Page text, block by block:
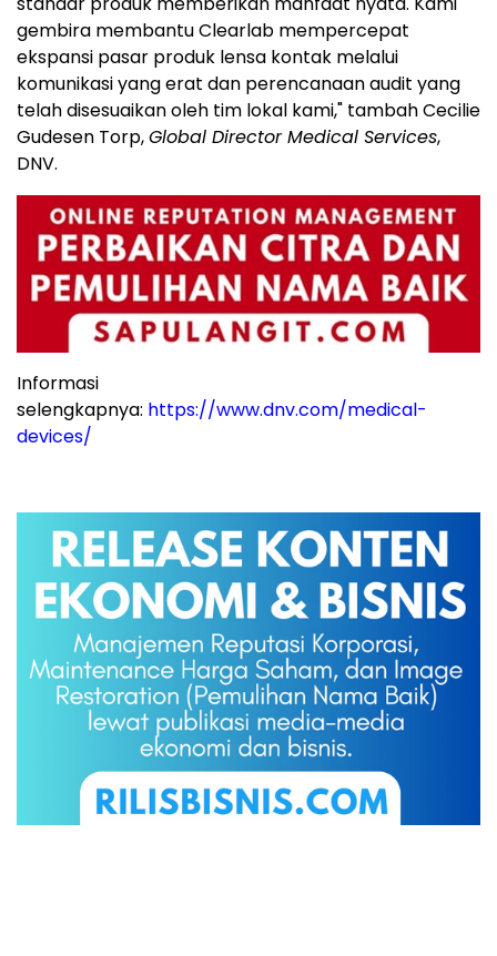
gembira membantu Clearlab mempercepat
ekspansi pasar produk lensa kontak melalui
komunikasi yang erat dan perencanaan audit yang
telah disesuaikan oleh tim lokal kami," tambah Cecilie
Gudesen Torp,Global Director Medical Services,
DNV.
Informasi
selengkapnya: https://www.dnv.com/medical-
devices/